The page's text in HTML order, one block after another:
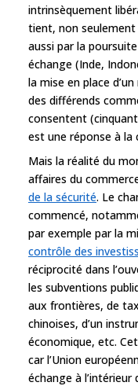
intrinsèquement
tient, non seulement
aussi par la
échange (Inde,
la mise en place
des différends
consentent
est une réponse à la
Mais la réalité du
affaires du
de la sécurité. Le
commencé,
par exemple par la
contrôle des
réciprocité dans
les subventions
aux frontières, de
chinoises, d’un
économique, etc.
car l’Union
échange à l’intérieur